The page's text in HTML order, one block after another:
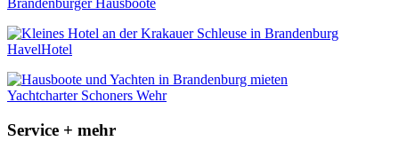
Brandenburger Hausboote
HavelHotel
Yachtcharter Schoners Wehr
Service + mehr